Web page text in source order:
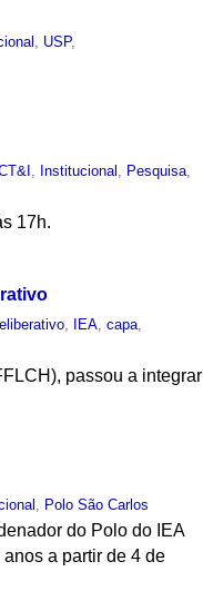
USP,
Institucional Pesquisa
17h.
, IEA,capa,
passou a integrar
Polo São Carlos
do Polo do IEA
a partir de 4 de